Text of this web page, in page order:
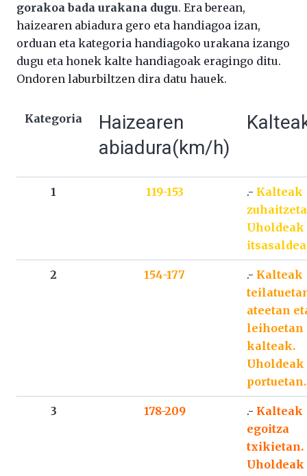
gorakoa bada urakana dugu. Era berean,
haizearen abiadura gero eta handiagoa izan,
orduan eta kategoria handiagoko urakana izango
dugu eta honek kalte handiagoak eragingo ditu.
Ondoren laburbiltzen dira datu hauek.
Kategoria
Haizearen
abiadura(km/h)
1 119-153 .- Kalteak
Uholdeak
2 154-177 .- Kalteak
ateetan
leihoetan
kalteak.
Uholdeak
portuetan.
3 178-209 .- Kalteak
egoitza
txikietan.
Uholdeak